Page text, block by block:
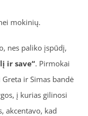
mokinių.
nes paliko įspūdį,
ir save“. Pirmokai
ir Simas bandė
į kurias gilinosi
akcentavo, kad